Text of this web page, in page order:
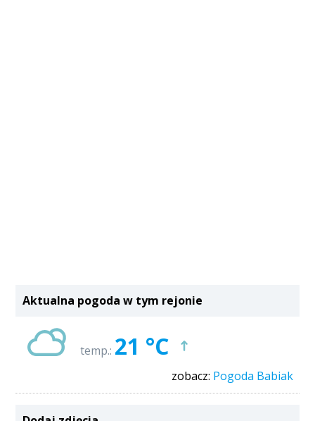
Aktualna pogoda w tym rejonie
temp.: 21 °C
zobacz: Pogoda Babiak